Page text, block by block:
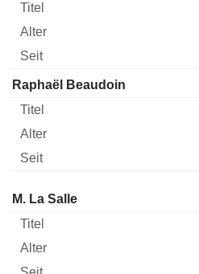
Raphaël Beaudoin
Verwaltungsratsmitglied
M. La Salle